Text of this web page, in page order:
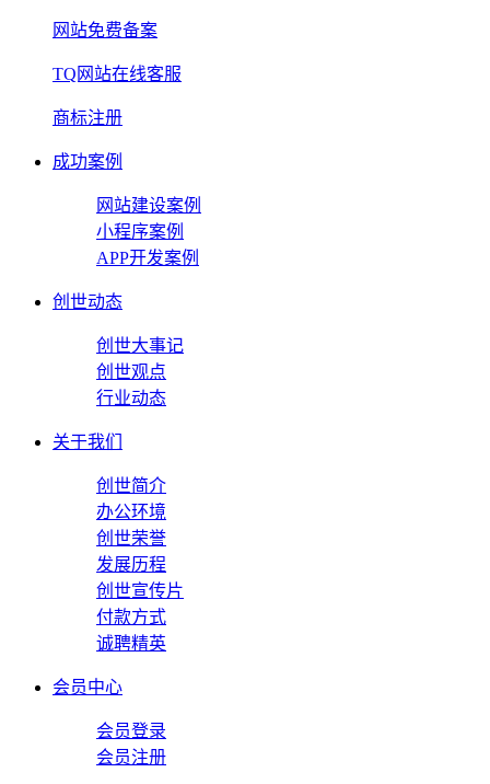
网站免费备案
TQ网站在线客服
商标注册
成功案例
网站建设案例
小程序案例
APP开发案例
创世动态
创世大事记
创世观点
行业动态
关于我们
创世简介
办公环境
创世荣誉
发展历程
创世宣传片
付款方式
诚聘精英
会员中心
会员登录
会员注册